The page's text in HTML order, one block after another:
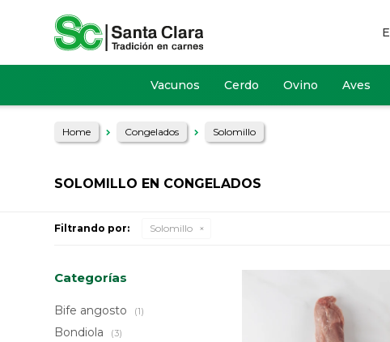
Vacunos Cerdo Ovino Aves
Home Congelados Solomillo
SOLOMILLO EN CONGELADOS
Filtrando por: Solomillo
Categorías
Bife angosto (1)
Bondiola (3)